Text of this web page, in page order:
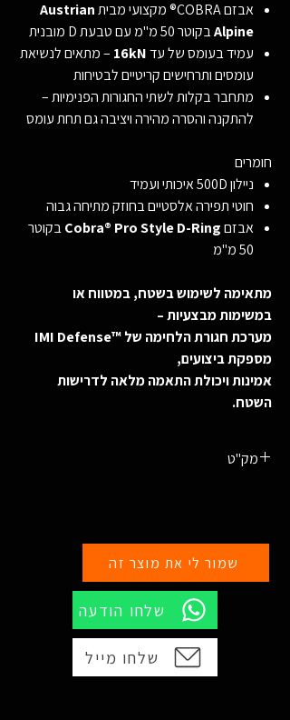
אבזם COBRA® מקצועי מבית
Austrian
Alpineבקוטר 50 מ"מ עם טבעת D מובנית
עמיד בעומס של עד16kN – מתאים לנשיאת
עומסים ותרחישים קריטיים לבטיחות
מתחבר בקלות לשתי החגורות הפנימיות –
להתקנה והסרה מהירה ויציבה גם תחת עומס
חומרים
ניילון 500D איכותי ועמיד
חוטי תפירה אלסטיים בחוזק מתיחה גבוה
אבזםCobra® Pro Style D-Ringבקוטר
50 מ"מ
מתאימה לשימוש בשטח, במטווח או
במשימות מבצעיות –
מערכת חגורת הלחימה של ™IMI Defense
מספקת ביצועים,
אמינות ויכולת התאמה מלאה לדרישות
השטח.
מק"ט
שמור לי את מוצר זה
שלחו הודעה
שלחו מייל